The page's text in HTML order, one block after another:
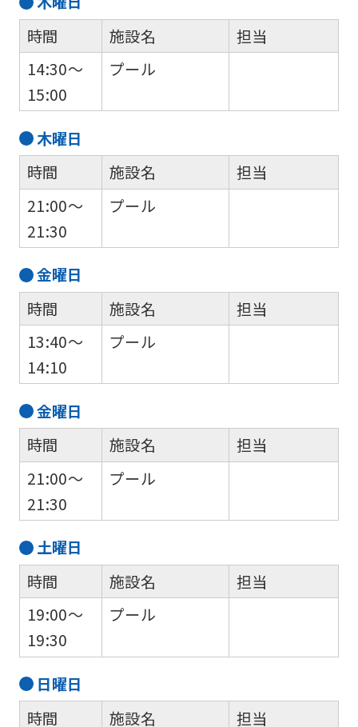
時間
14:30～
15:00
施設名
プール
担当
木曜日
時間
21:00～
21:30
施設名
プール
担当
金曜日
時間
13:40～
14:10
施設名
プール
担当
金曜日
時間
21:00～
21:30
施設名
プール
担当
土曜日
時間
19:00～
19:30
施設名
プール
担当
日曜日
時間
施設名
担当